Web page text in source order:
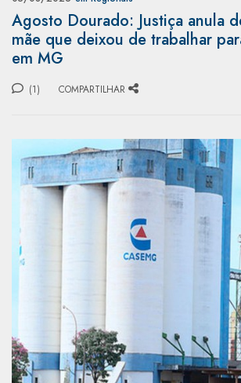
Agosto Dourado: Justiça anula
mãe que deixou de trabalhar
em MG
(1) COMPARTILHAR